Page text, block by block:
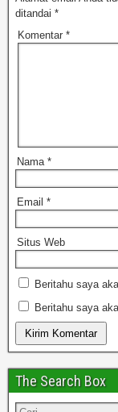
ditandai *
Komentar *
Nama *
Email *
Situs Web
Beritahu saya
Beritahu saya
The Search Box